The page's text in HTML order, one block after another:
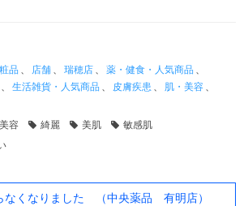
品 、 店舗 、 瑞穂店 、 薬・健食・人気商品 、
、 生活雑貨・人気商品 、 皮膚疾患 、 肌・美容 、
美容 綺麗 美肌
敏感肌
なくなりました （中央薬品 有明店）